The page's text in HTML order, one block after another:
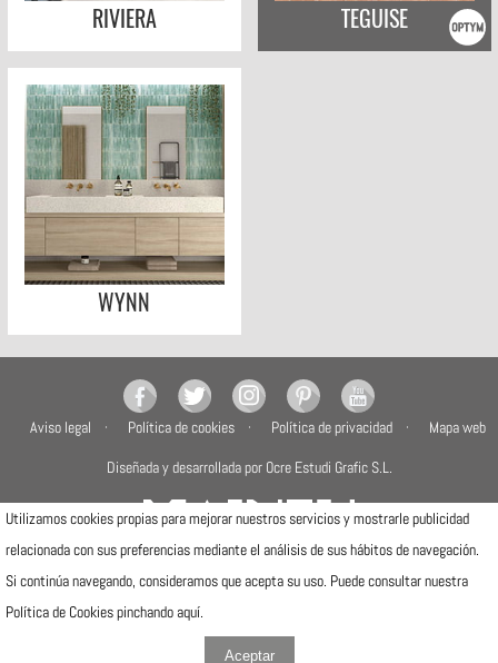
RIVIERA TEGUISE
WYNN
Aviso legal Política de cookies Política de privacidad
Mapa web
Diseñada y desarrollada por Ocre Estudi Grafic S.L.
Camí de la Travessa, 17
12540 Vila-real (Castellón)
Telfs: (+34) 964506300 · (+34) 964506301
info@mainzu.com
Utilizamos cookies propias para mejorar nuestros servicios y mostrarle publicidad
relacionada con sus preferencias mediante el análisis de sus hábitos de navegación.
Si continúa navegando, consideramos que acepta su uso. Puede consultar nuestra
Política de Cookies pinchando aquí.
Aceptar